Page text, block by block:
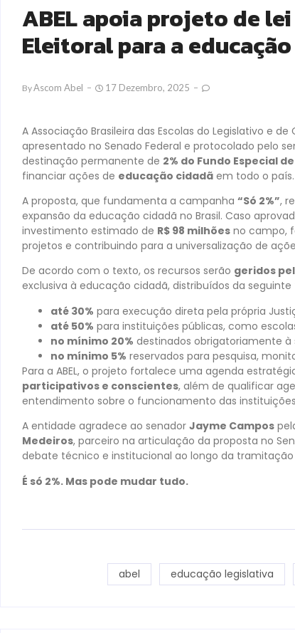
ABEL apoia projeto de
Eleitoral para a
ByAscom Abel 17 Dezembro, 2025
A Associação Brasileira das Escolas do Legislativo e
apresentado no Senado Federal e protocolado pelo
destinação permanente de 2% do Fundo Especial
financiar ações de educação cidadã em todo o país.
A proposta, que fundamenta a campanha “Só 2%”,
expansão da educação cidadã no Brasil. Caso
investimento estimado de R$ 98 milhões no campo,
projetos e contribuindo para a universalização de
De acordo com o texto, os recursos serão geridos
exclusiva à educação cidadã, distribuídos da seguinte
até 30% para execução direta pela própria
até 50% para instituições públicas, como
no mínimo 20% destinados obrigatoriamente à
no mínimo 5% reservados para pesquisa,
Para a ABEL, o projeto fortalece uma agenda
participativos e conscientes, além de qualificar
entendimento sobre o funcionamento das
A entidade agradece ao senador Jayme Campos
Medeiros, parceiro na articulação da proposta no
debate técnico e institucional ao longo da tramitação
É só 2%. Mas pode mudar tudo.
abel educação legislativa